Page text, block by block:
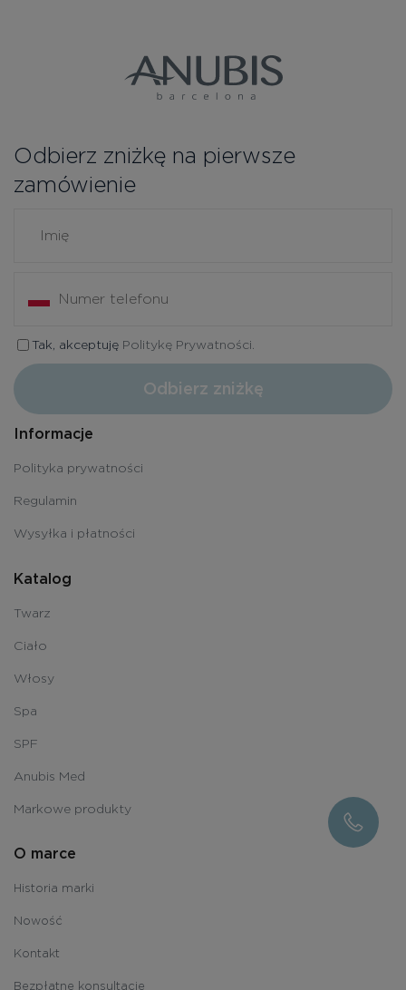
Odbierz zniżkę na pierwsze
zamówienie
Tak, akceptuję Politykę Prywatności.
Odbierz zniżkę
Informacje
Polityka prywatności
Regulamin
Wysyłka i płatności
Katalog
Twarz
Ciało
Włosy
Spa
SPF
Anubis Med
Markowe produkty
O marce
Historia marki
Nowość
Kontakt
Bezpłatne konsultacje